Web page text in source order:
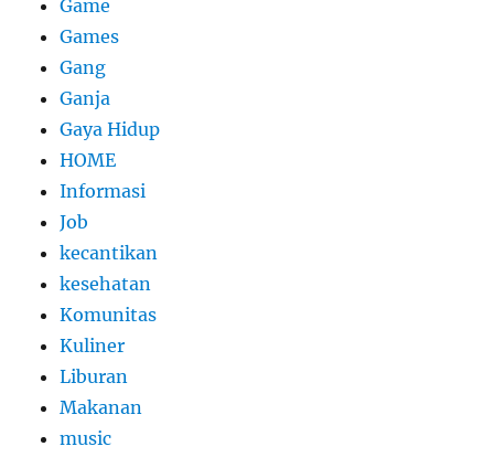
Game
Games
Gang
Ganja
Gaya Hidup
HOME
Informasi
Job
kecantikan
kesehatan
Komunitas
Kuliner
Liburan
Makanan
music